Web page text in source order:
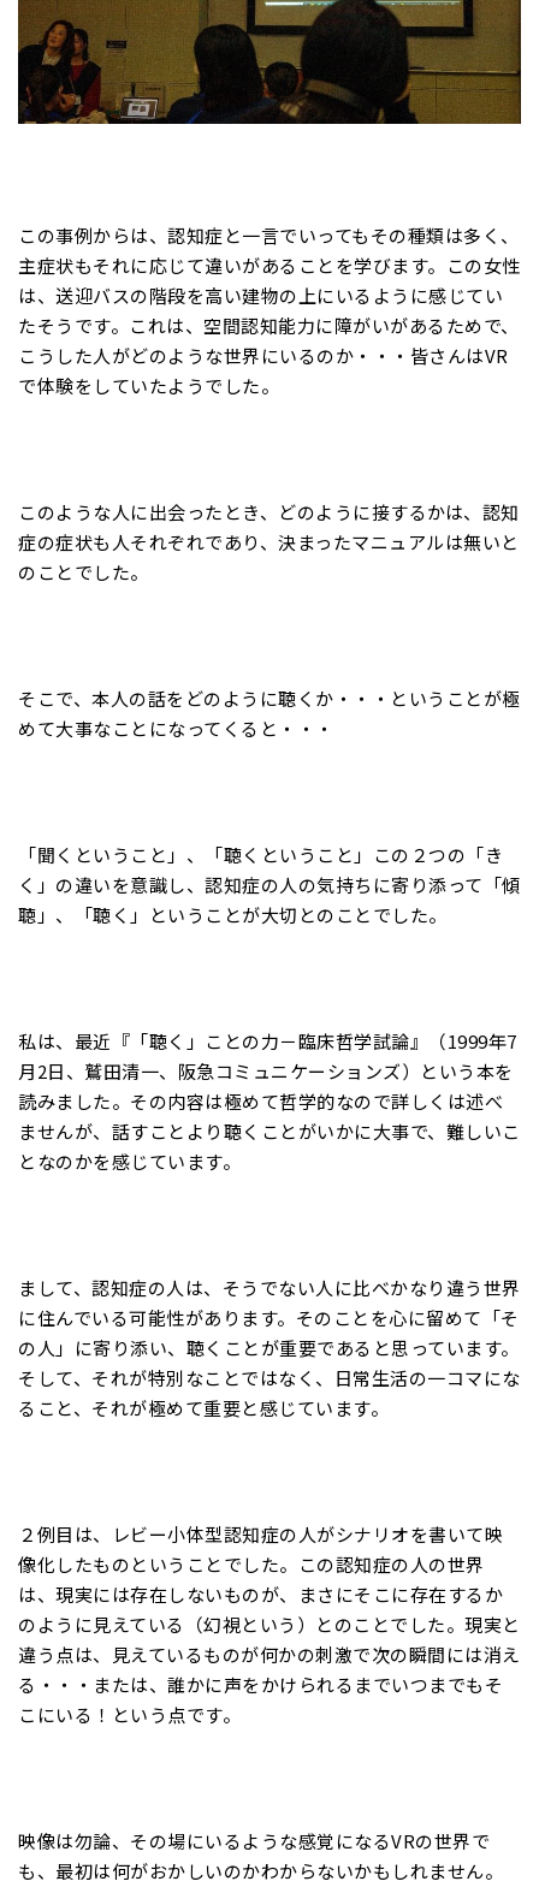
この事例からは、認知症と一言でいってもその種類は多く、
主症状もそれに応じて違いがあることを学びます。この女性
は、送迎バスの階段を高い建物の上にいるように感じてい
たそうです。これは、空間認知能力に障がいがあるためで、
こうした人がどのような世界にいるのか・・・皆さんはVR
で体験をしていたようでした。
このような人に出会ったとき、どのように接するかは、認知
症の症状も人それぞれであり、決まったマニュアルは無いと
のことでした。
そこで、本人の話をどのように聴くか・・・ということが極
めて大事なことになってくると・・・
「聞くということ」、「聴くということ」この２つの「き
く」の違いを意識し、認知症の人の気持ちに寄り添って「傾
聴」、「聴く」ということが大切とのことでした。
私は、最近『「聴く」ことの力－臨床哲学試論』（1999年7
月2日、鷲田清一、阪急コミュニケーションズ）という本を
読みました。その内容は極めて哲学的なので詳しくは述べ
ませんが、話すことより聴くことがいかに大事で、難しいこ
となのかを感じています。
まして、認知症の人は、そうでない人に比べかなり違う世界
に住んでいる可能性があります。そのことを心に留めて「そ
の人」に寄り添い、聴くことが重要であると思っています。
そして、それが特別なことではなく、日常生活の一コマにな
ること、それが極めて重要と感じています。
２例目は、レビー小体型認知症の人がシナリオを書いて映
像化したものということでした。この認知症の人の世界
は、現実には存在しないものが、まさにそこに存在するか
のように見えている（幻視という）とのことでした。現実と
違う点は、見えているものが何かの刺激で次の瞬間には消え
る・・・または、誰かに声をかけられるまでいつまでもそ
こにいる！という点です。
映像は勿論、その場にいるような感覚になるVRの世界で
も、最初は何がおかしいのかわからないかもしれません。